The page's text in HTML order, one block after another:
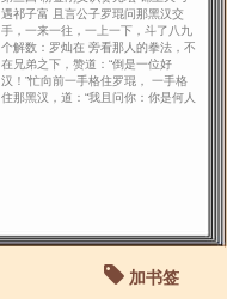
遇祁子富 且言公子罗琨问那黑汉交
手，一来一往，一上一下，斗了八九
个解数：罗灿在 旁看那人的拳法，不
在兄弟之下，赞道：“倒是一位好
汉！”忙向前一手格住罗琨， 一手格
住那黑汉，道：“我且问你：你是何人
加书签